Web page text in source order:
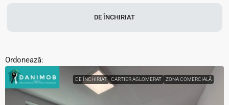
DE ÎNCHIRIAT
Ordonează:
DE ÎNCHIRIAT CARTIER AGLOMERAT ZONA COMERCIALĂ